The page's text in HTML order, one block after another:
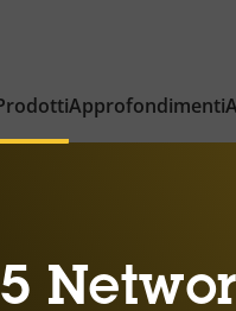
Approfondimenti